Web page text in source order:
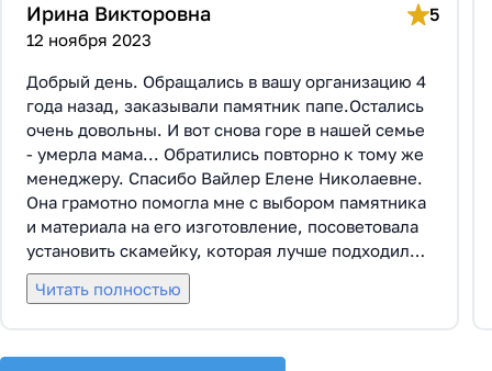
Ирина Викторовна 5
12 ноября 2023
Добрый день. Обращались в вашу организацию 4
года назад, заказывали памятник папе.Остались
очень довольны. И вот снова горе в нашей семье
- умерла мама... Обратились повторно к тому же
менеджеру. Спасибо Вайлер Елене Николаевне.
Она грамотно помогла мне с выбором памятника
и материала на его изготовление, посоветовала
установить скамейку, которая лучше подходила
по общему дизайну. Вышли на улицу, посмотрели
представленные варианты, я определилась с
Читать полностью